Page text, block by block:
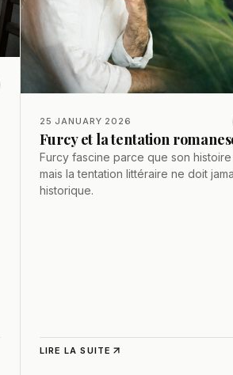
25 JANUARY 2026
Furcy et la tentation
Furcy fascine parce que son
mais la tentation littéraire ne doit
historique.
LIRE LA SUITE